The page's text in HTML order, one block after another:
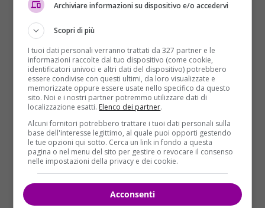
Archiviare informazioni su dispositivo e/o accedervi
Scopri di più
I tuoi dati personali verranno trattati da 327 partner e le
informazioni raccolte dal tuo dispositivo (come cookie,
identificatori univoci e altri dati del dispositivo) potrebbero
essere condivise con questi ultimi, da loro visualizzate e
memorizzate oppure essere usate nello specifico da questo
sito. Noi e i nostri partner potremmo utilizzare dati di
localizzazione esatti. Elenco dei partner.
Alcuni fornitori potrebbero trattare i tuoi dati personali sulla
base dell'interesse legittimo, al quale puoi opporti gestendo
le tue opzioni qui sotto. Cerca un link in fondo a questa
pagina o nel menu del sito per gestire o revocare il consenso
nelle impostazioni della privacy e dei cookie.
Acconsenti